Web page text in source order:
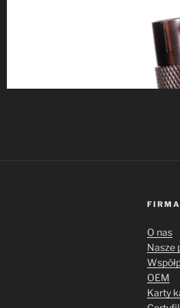
FIRMA
O nas
Nasze
OEM
Karty